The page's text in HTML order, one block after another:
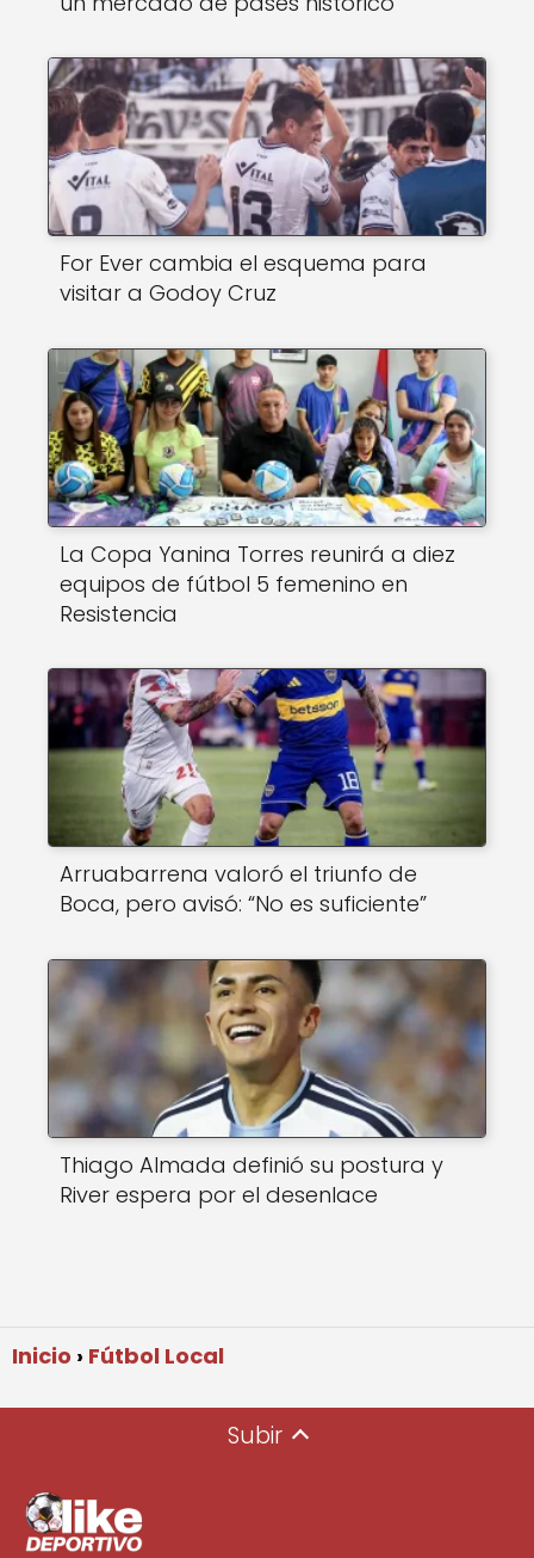
For Ever cambia el esquema para
visitar a Godoy Cruz
La Copa Yanina Torres reunirá a diez
equipos de fútbol 5 femenino en
Resistencia
Arruabarrena valoró el triunfo de
Boca, pero avisó: “No es suficiente”
Thiago Almada definió su postura y
River espera por el desenlace
Inicio Fútbol Local
Subir